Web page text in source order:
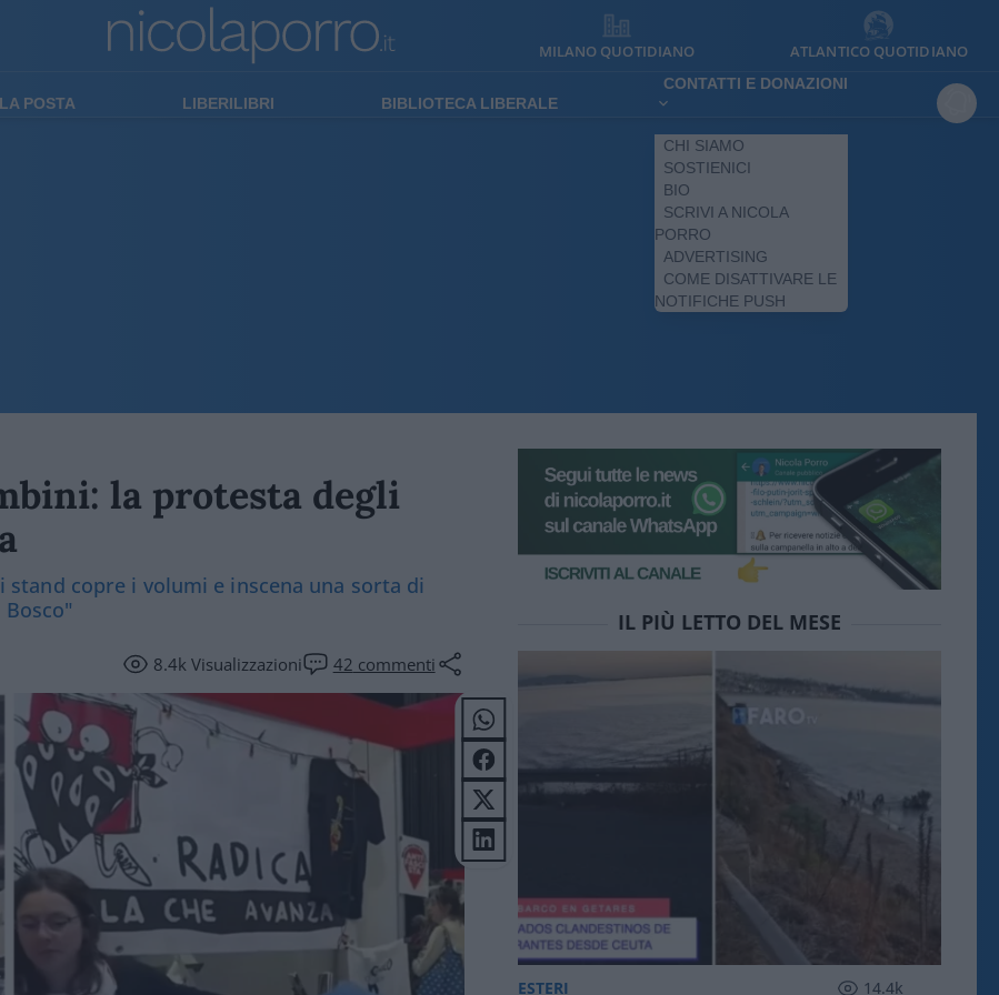
MILANO QUOTIDIANO ATLANTICO QUOTIDIANO
LA POSTA LIBERILIBRI BIBLIOTECA LIBERALE
CONTATTI E DONAZIONI
CHI SIAMO
SOSTIENICI
BIO
SCRIVI A NICOLA
PORRO
ADVERTISING
COME DISATTIVARE LE
NOTIFICHE PUSH
la protesta degli
copre i volumi e inscena una sorta di
8.4kVisualizzazioni 42 commenti
IL PIÙ LETTO DEL MESE
ESTERI 14.4k